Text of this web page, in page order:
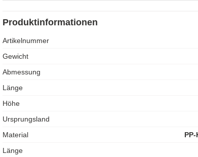
Produktinformationen
Artikelnummer
Gewicht
Abmessung
Länge
Höhe
Ursprungsland
Material
Länge